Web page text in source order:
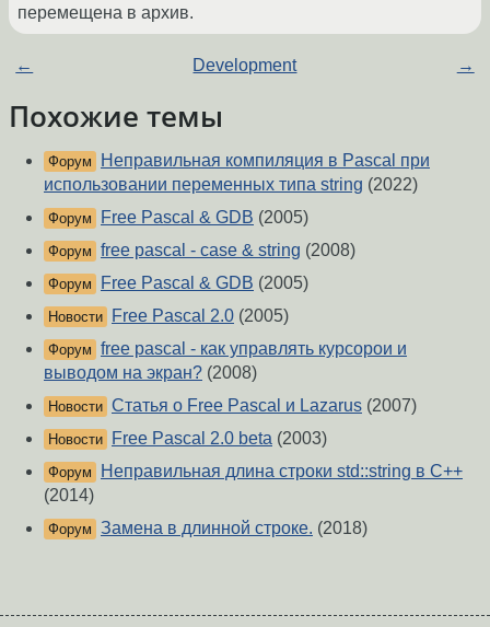
перемещена в архив.
← Development →
Похожие темы
Форум
Неправильная компиляция в Pascal при
использовании переменных типа string (2022)
Форум Free Pascal & GDB (2005)
Форум free pascal - case & string (2008)
Форум Free Pascal & GDB (2005)
Новости Free Pascal 2.0 (2005)
Форум free pascal - как управлять курсорои и
выводом на экран? (2008)
Новости Статья о Free Pascal и Lazarus (2007)
Новости Free Pascal 2.0 beta (2003)
Форум
Неправильная длина строки std::string в C++
(2014)
Форум Замена в длинной строке. (2018)